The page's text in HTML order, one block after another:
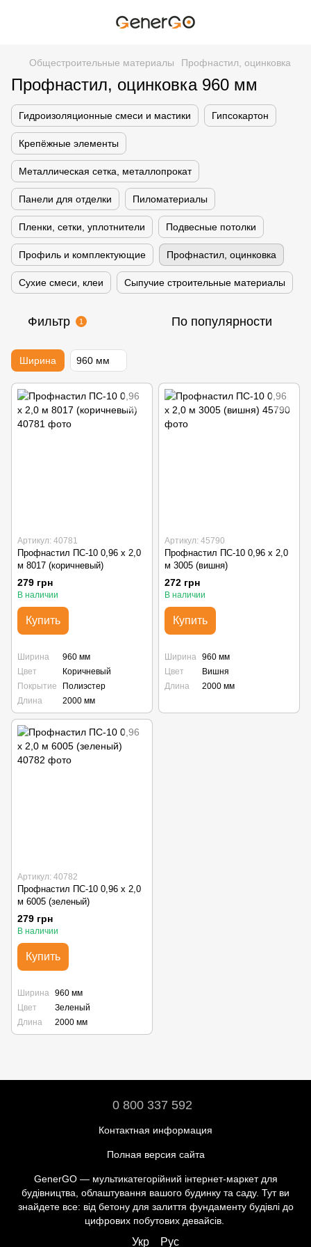
Общестроительные материалы Профнастил, оцинковка
Профнастил, оцинковка 960 мм
Гидроизоляционные смеси и мастики Гипсокартон
Крепёжные элементы
Металлическая сетка, металлопрокат
Панели для отделки Пиломатериалы
Пленки, сетки, уплотнители Подвесные потолки
Профиль и комплектующие Профнастил, оцинковка
Сухие смеси, клеи Сыпучие строительные материалы
Фильтр 1 По популярности
Ширина 960 мм
Артикул: 40781
Профнастил ПС-10 0,96 x 2,0
м 8017 (коричневый)
279 грн
В наличии
Купить
Ширина
960 мм
Цвет
Коричневый
Покрытие
Полиэстер
Длина
2000 мм
Артикул: 45790
Профнастил ПС-10 0,96 x 2,0
м 3005 (вишня)
272 грн
В наличии
Купить
Ширина 960 мм
Цвет
Вишня
Длина
2000 мм
Артикул: 40782
Профнастил ПС-10 0,96 x 2,0
м 6005 (зеленый)
279 грн
В наличии
Купить
Ширина 960 мм
Цвет
Зеленый
Длина
2000 мм
0 800 337 592
Контактная информация
Полная версия сайта
GenerGO — мультикатегорійний інтернет-маркет для
будівництва, облаштування вашого будинку та саду. Тут ви
знайдете все: від бетону для залиття фундаменту будівлі до
цифрових побутових девайсів.
Укр Рус